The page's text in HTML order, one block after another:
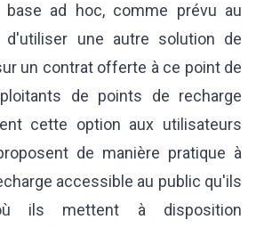
ad hoc, comme prévu au
d'utiliser une autre solution de
un contrat offerte à ce point de
de points de recharge
cette option aux utilisateurs
de manière pratique à
accessible au public qu'ils
ils mettent à disposition